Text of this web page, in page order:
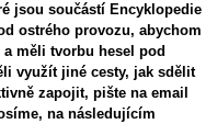
jsou součástí Encyklopedie
ostrého provozu, abychom
měli tvorbu hesel pod
využít jiné cesty, jak sdělit
zapojit, pište na email
na následujícím